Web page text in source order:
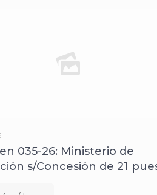
035-26: Ministerio de
s/Concesión de 21